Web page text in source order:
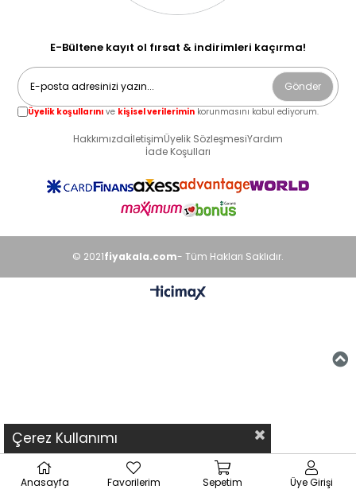
E-Bültene kayıt ol fırsat & indirimleri kaçırma!
Gönder
Üyelik koşullarını ve kişisel verilerimin korunmasını kabul ediyorum.
HakkımızdaİletişimÜyelik SözleşmesiYardım
İade Koşulları
© 2021fiyakala.com- Tüm Hakları Saklıdır.
Çerez Kullanımı
Anasayfa Favorilerim Sepetim Üye Girişi